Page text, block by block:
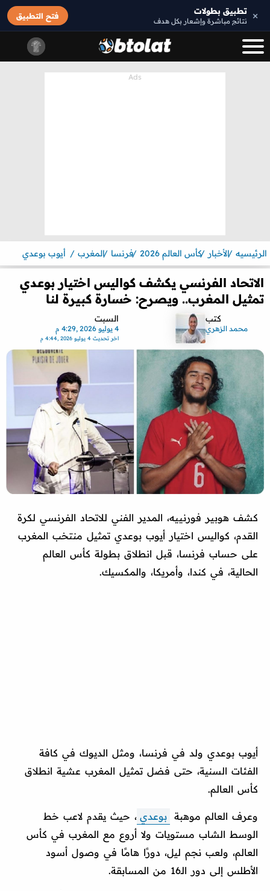
× تطبيق بطولات
نتائج مباشرة وإشعار بكل هدف
فتح التطبيق
الرئيسيه الأخبار كأس العالم 2026 فرنسا المغرب أيوب بوعدي
الاتحاد الفرنسي يكشف كواليس اختيار بوعدي
تمثيل المغرب.. ويصرح: خسارة كبيرة لنا
كتب
محمد الزهري
السبت
4 يوليو 2026 ,4:29 م
اخر تحديث4 يوليو 2026 ,4:44 م
كشف هوبير فورنييه، المدير الفني للاتحاد الفرنسي لكرة
القدم، كواليس اختيار أيوب بوعدي تمثيل منتخب المغرب
على حساب فرنسا، قبل انطلاق بطولة كأس العالم
الحالية، في كندا، وأمريكا، والمكسيك.
أيوب بوعدي ولد في فرنسا، ومثل الديوك في كافة
الفئات السنية، حتى فضل تمثيل المغرب عشية انطلاق
كأس العالم.
وعرف العالم موهبة بوعدي ، حيث يقدم لاعب خط
الوسط الشاب مستويات ولا أروع مع المغرب في كأس
العالم، ولعب نجم ليل، دورًا هامًا في وصول أسود
الأطلس إلى دور الـ16 من المسابقة.